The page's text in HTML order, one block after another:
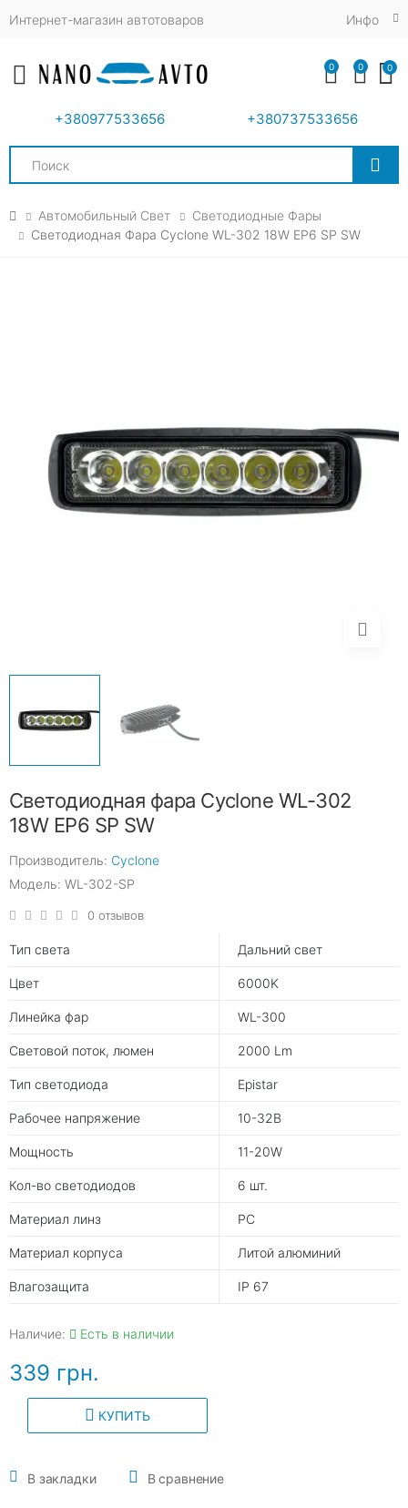
Интернет-магазин автотоваров Инфо
Toggle mobile menu
+380977533656 +380737533656
Search
0 0 0
Автомобильный Свет
Светодиодные Фары
Светодиодная Фара Cyclone WL-302 18W EP6 SP SW
Светодиодная фара Cyclone WL-302
18W EP6 SP SW
Производитель: Cyclone
Модель: WL-302-SP
0 отзывов
Тип света Дальний свет
Цвет 6000K
Линейка фар WL-300
Световой поток, люмен 2000 Lm
Тип светодиода Epistar
Рабочее напряжение 10-32В
Мощность 11-20W
Кол-во светодиодов 6 шт.
Материал линз PC
Материал корпуса Литой алюминий
Влагозащита IP 67
Наличие: Есть в наличии
339 грн.
КУПИТЬ
В закладки В сравнение